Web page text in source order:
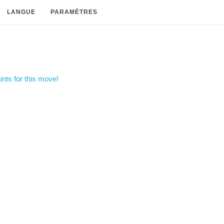
LANGUE PARAMÈTRES
for this move!